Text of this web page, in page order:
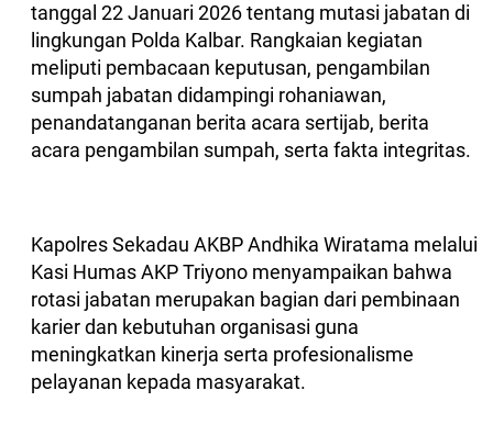
tanggal 22 Januari 2026 tentang mutasi jabatan di
lingkungan Polda Kalbar. Rangkaian kegiatan
meliputi pembacaan keputusan, pengambilan
sumpah jabatan didampingi rohaniawan,
penandatanganan berita acara sertijab, berita
acara pengambilan sumpah, serta fakta integritas.
Kapolres Sekadau AKBP Andhika Wiratama melalui
Kasi Humas AKP Triyono menyampaikan bahwa
rotasi jabatan merupakan bagian dari pembinaan
karier dan kebutuhan organisasi guna
meningkatkan kinerja serta profesionalisme
pelayanan kepada masyarakat.